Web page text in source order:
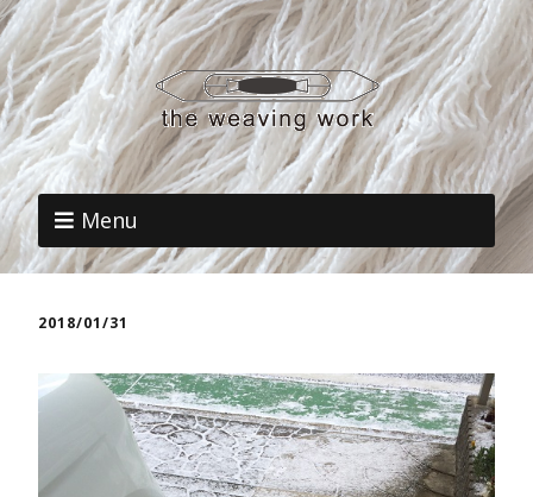
Menu
2018/01/31